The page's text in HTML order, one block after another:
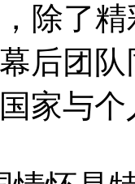
除了精
后团
家与